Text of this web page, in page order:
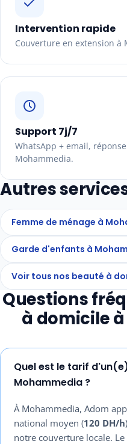
Intervention rapide
Couverture en extension à
Support 7j/7
WhatsApp + email,
Mohammedia.
Autres
Femme de ménage à
Garde d'enfants à
Voir tous nos beauté à
Questions
à domicile
Quel est le tarif
Mohammedia ?
À Mohammedia, Adom
national moyen (120 DH/h
notre couverture locale.